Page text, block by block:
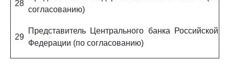
28
согласованию)
29
Представитель Центрального банка Российской
Федерации (по согласованию)